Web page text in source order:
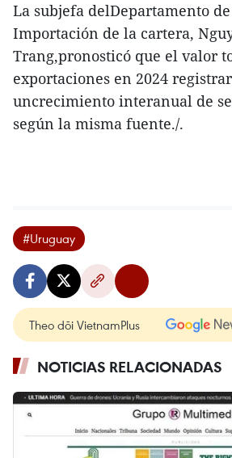
La subjefa delDepartamento
Importación de la cartera,
Trang,pronosticó que el valor
exportaciones en 2024
uncrecimiento interanual de
según la misma fuente./.
#Uruguay
Theo dõi VietnamPlus
NOTICIAS RELACIONADAS